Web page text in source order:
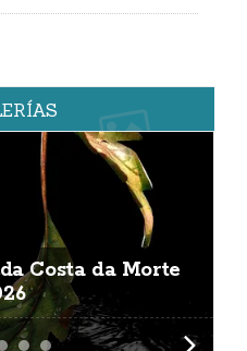
Costa da Morte